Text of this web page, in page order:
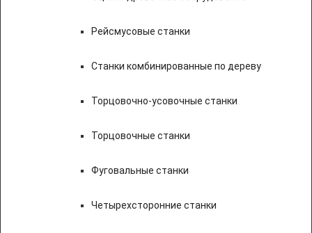
Рейсмусовые станки
Станки комбинированные по дереву
Торцовочно-усовочные станки
Торцовочные станки
Фуговальные станки
Четырехсторонние станки